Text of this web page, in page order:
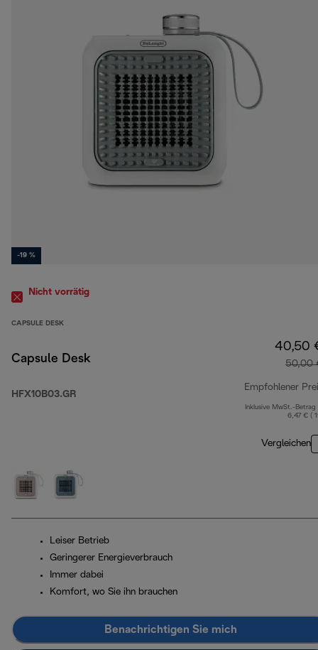
-19 %
Nicht vorrätig
CAPSULE DESK
Capsule Desk
HFX10B03.GR
40,50
50,00
Empfohlener
Inklusive MwSt.-Betrag
6,47 € (
Vergleichen
Leiser Betrieb
Geringerer Energieverbrauch
Immer dabei
Komfort, wo Sie ihn brauchen
Benachrichtigen Sie mich